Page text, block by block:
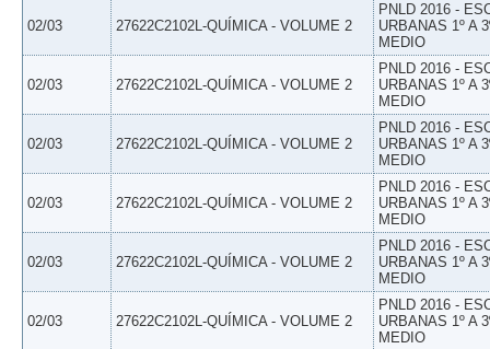
02/03 27622C2102L-QUÍMICA - VOLUME 2
PNLD 2016 -
URBANAS 1º A
MEDIO
02/03 27622C2102L-QUÍMICA - VOLUME 2
PNLD 2016 -
URBANAS 1º A
MEDIO
02/03 27622C2102L-QUÍMICA - VOLUME 2
PNLD 2016 -
URBANAS 1º A
MEDIO
02/03 27622C2102L-QUÍMICA - VOLUME 2
PNLD 2016 -
URBANAS 1º A
MEDIO
02/03 27622C2102L-QUÍMICA - VOLUME 2
PNLD 2016 -
URBANAS 1º A
MEDIO
02/03 27622C2102L-QUÍMICA - VOLUME 2
PNLD 2016 -
URBANAS 1º A
MEDIO